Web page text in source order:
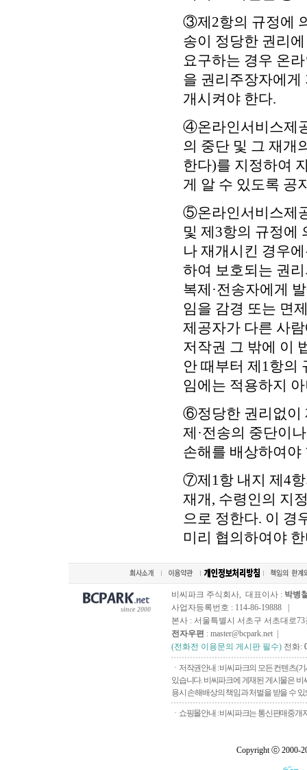
③제2항의 규정에
송이 정당한 권리
요구하는 경우 온
을 권리주장자에게
개시켜야 한다.
④온라인서비스제
의 중단 및 그 재개
한다)를 지정하여
게 알 수 있도록 공
⑤온라인서비스제
및 제3항의 규정에
나 재개시킨 경우
하여 보호되는 권
복제·전송자에게
임을 감경 또는 면
제공자가 다른 사
저작권 그 밖에 이
안 때부터 제1항의
임에는 적용하지
⑥정당한 권리없이
제·전송의 중단이
손해를 배상하여야
⑦제1항 내지 제4항
재개, 수령인의 지
으로 정한다. 이 경
미리 협의하여야
since 2000
비씨파크 주식회사, 대표이사 : 박병
사업자등록번호 : 114-86-19888 |
본사 : 서울특별시 서초구 서초대로73
전자우편 : master@bcpark.net |
(전화전 이용문의 게시판 필수) 전화:
ㆍ저작권안내 : 비씨파크의 모든 컨텐츠(
있습니다. 비씨파크에 게재된 게시물은
용시 손해배상의 책임과 처벌을 받을 수
ㆍ쇼핑몰안내 : 비씨파크는 통신판매중개
Copyright ⓒ 2000-